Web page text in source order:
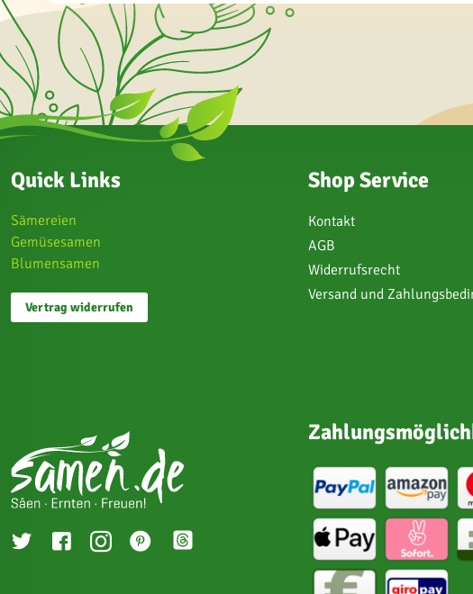
Quick Links
Sämereien
Gemüsesamen
Blumensamen
Vertrag widerrufen
Shop Service
Kontakt
AGB
Widerrufsrecht
Versand und